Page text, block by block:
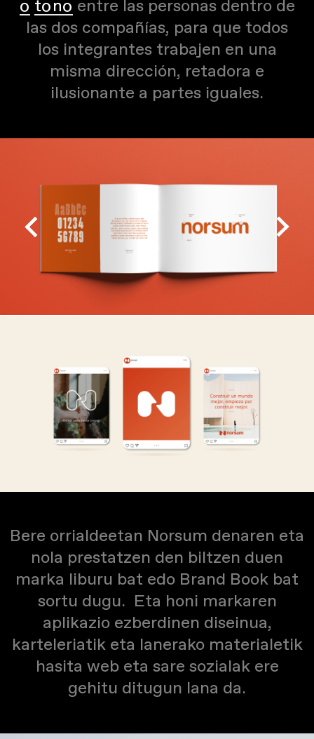
o tono entre las personas dentro de
las dos compañías, para que todos
los integrantes trabajen en una
misma dirección, retadora e
ilusionante a partes iguales.
Bere orrialdeetan Norsum denaren eta
nola prestatzen den biltzen duen
marka liburu bat edo Brand Book bat
sortu dugu. Eta honi markaren
aplikazio ezberdinen diseinua,
karteleriatik eta lanerako materialetik
hasita web eta sare sozialak ere
gehitu ditugun lana da.